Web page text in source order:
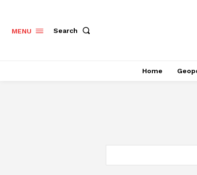
MENU Search
Home